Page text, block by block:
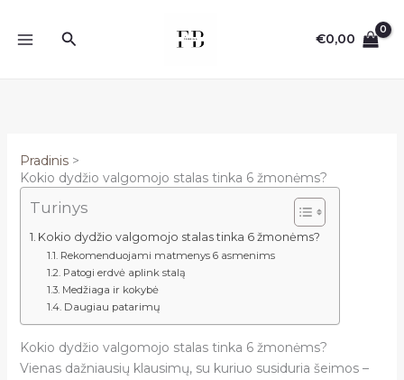
turinio
Paieška €0,00
Pradinis
Kokio dydžio valgomojo stalas tinka 6 žmonėms?
Turinys
Kokio dydžio valgomojo stalas tinka 6 žmonėms?
Rekomenduojami matmenys 6 asmenims
Patogi erdvė aplink stalą
Medžiaga ir kokybė
Daugiau patarimų
Kokio dydžio valgomojo stalas tinka 6 žmonėms?
Vienas dažniausių klausimų, su kuriuo susiduria šeimos –